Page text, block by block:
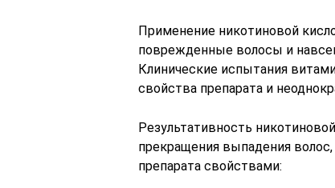
Применение никотиновой
поврежденные волосы и
Клинические испытания
свойства препарата и
Результативность
прекращения выпадения
препарата свойствами: